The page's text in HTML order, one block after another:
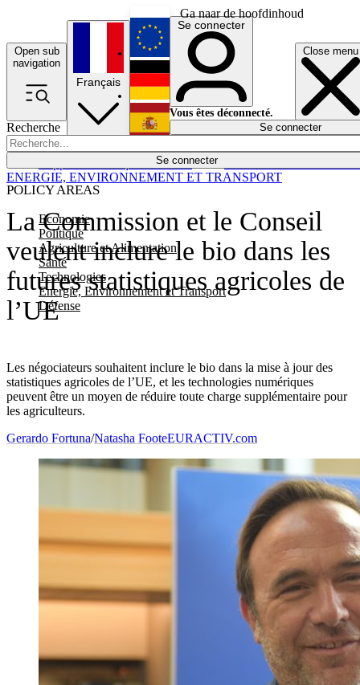
Ga naar de hoofdinhoud
Open sub
navigation
Close menu
Recherche
Se connecter
POLICY AREAS
Economie
Politique
Agriculture et Alimentation
Santé
Technologies
Energie, Environnement et Transport
Défense
Économie
Français
English
Deutsch
Español
Se connecter
Vous êtes déconnecté.
Se connecter
La Commission et le Conseil
veulent inclure le bio dans les
futures statistiques agricoles de
l’UE
Les négociateurs souhaitent inclure le bio dans la mise à jour des
statistiques agricoles de l’UE, et les technologies numériques
peuvent être un moyen de réduire toute charge supplémentaire pour
les agriculteurs.
ENERGIE, ENVIRONNEMENT ET TRANSPORT
Gerardo Fortuna/Natasha FooteEURACTIV.com